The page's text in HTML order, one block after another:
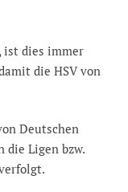
ist dies immer
die HSV von
Deutschen
die Ligen bzw.